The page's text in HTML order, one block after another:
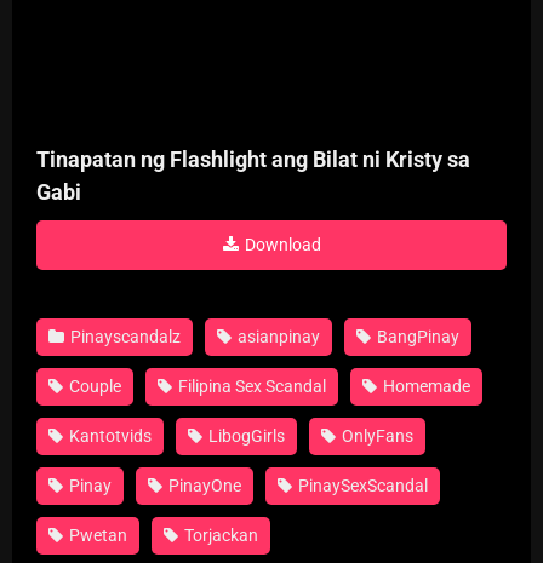
Tinapatan ng Flashlight ang Bilat ni Kristy sa
Gabi
Download
Pinayscandalz asianpinay BangPinay
Couple Filipina Sex Scandal Homemade
Kantotvids LibogGirls OnlyFans
Pinay PinayOne PinaySexScandal
Pwetan Torjackan